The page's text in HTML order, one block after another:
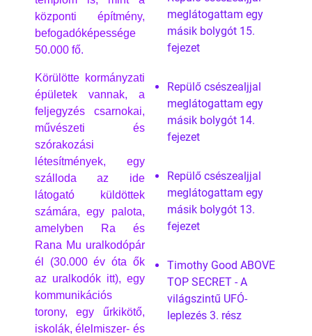
központi építmény,
befogadóképessége
50.000 fő.
Körülötte kormányzati
épületek vannak, a
feljegyzés csarnokai,
művészeti és
szórakozási
létesítmények, egy
szálloda az ide
látogató küldöttek
számára, egy palota,
amelyben Ra és
Rana Mu uralkodópár
él (30.000 év óta ők
az uralkodók itt), egy
kommunikációs
torony, egy űrkikötő,
iskolák, élelmiszer- és
meglátogattam egy
másik bolygót 15.
fejezet
Repülő csészealjjal
meglátogattam egy
másik bolygót 14.
fejezet
Repülő csészealjjal
meglátogattam egy
másik bolygót 13.
fejezet
Timothy Good ABOVE
TOP SECRET - A
világszintű UFÓ-
leplezés 3. rész